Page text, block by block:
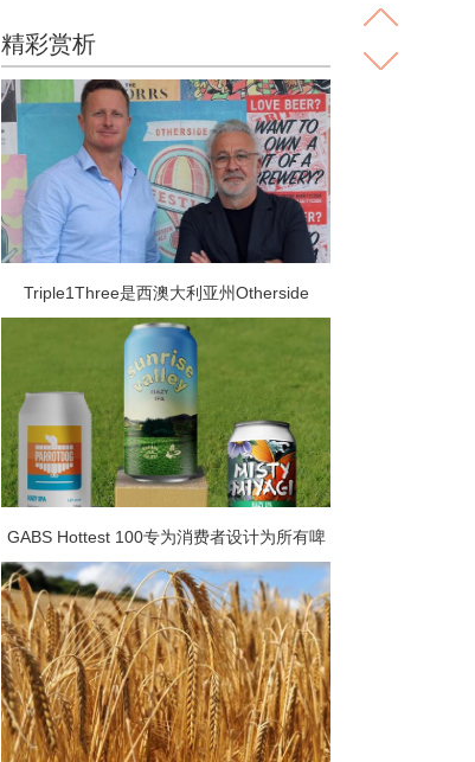
精彩赏析
Triple1Three是西澳大利亚州Otherside
Brewing Co的母公司 是越来越多进行众包融
资轮次的啤酒厂中的最新一家
GABS Hottest 100专为消费者设计为所有啤
酒爱好者提供了庆祝他们最喜欢的啤酒的机
会